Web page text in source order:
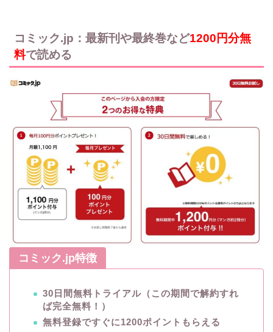
コミック.jp：最新刊や最終巻など1200円分無
料で読める
コミック.jp特徴
30日間無料トライアル（この期間で解約すれ
ば完全無料！）
無料登録ですぐに1200ポイントもらえる